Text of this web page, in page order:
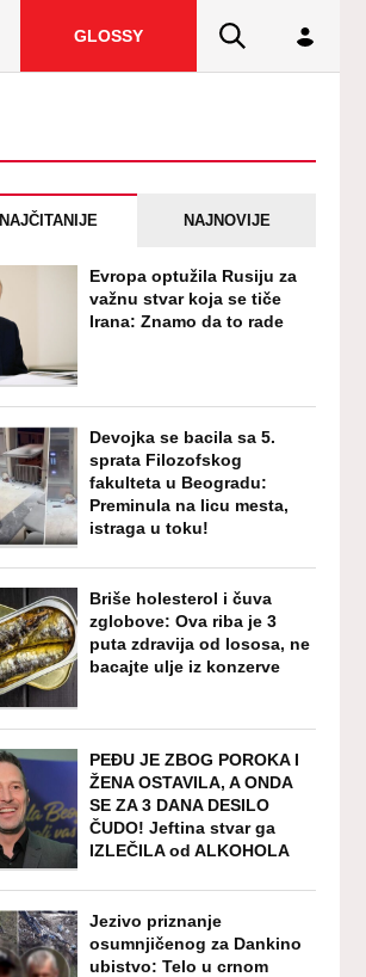
GLOSSY
NAJČITANIJE NAJNOVIJE
Evropa optužila Rusiju za
važnu stvar koja se tiče
Irana: Znamo da to rade
Devojka se bacila sa 5.
sprata Filozofskog
fakulteta u Beogradu:
Preminula na licu mesta,
istraga u toku!
Briše holesterol i čuva
zglobove: Ova riba je 3
puta zdravija od lososa, ne
bacajte ulje iz konzerve
PEĐU JE ZBOG POROKA I
ŽENA OSTAVILA, A ONDA
SE ZA 3 DANA DESILO
ČUDO! Jeftina stvar ga
IZLEČILA od ALKOHOLA
Jezivo priznanje
osumnjičenog za Dankino
ubistvo: Telo u crnom